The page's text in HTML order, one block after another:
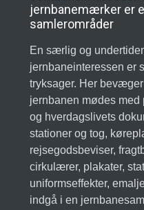
jernbanemærker er
samlerområder
En særlig og
jernbaneinteressen er
tryksager. Her
jernbanen mødes med
og hverdagslivets
stationer og tog,
rejsegodsbeviser,
cirkulærer, plakater,
uniformseffekter,
indgå i en